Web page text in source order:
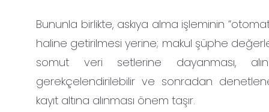
Bununla birlikte, askıya alma işleminin
haline getirilmesi yerine; makul şüphe
somut veri setlerine dayanması,
gerekçelendirilebilir ve sonradan
kayıt altına alınması önem taşır.